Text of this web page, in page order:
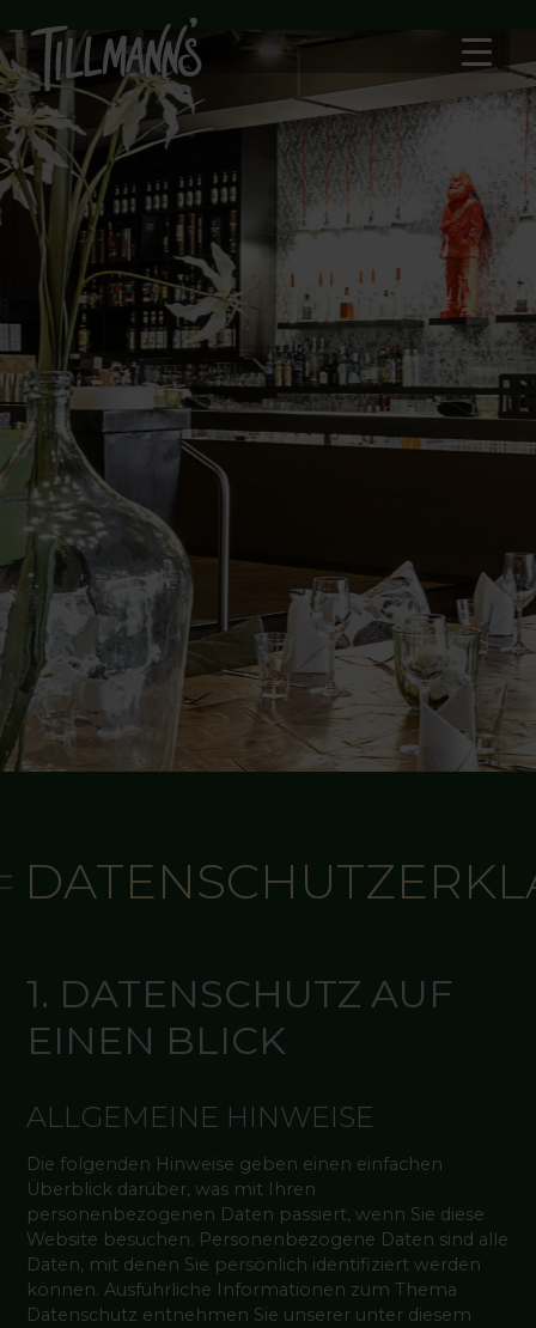
1. DATENSCHUTZ AUF
EINEN BLICK
ALLGEMEINE HINWEISE
Die folgenden Hinweise geben einen einfachen
Überblick darüber, was mit Ihren
personenbezogenen Daten passiert, wenn Sie diese
Website besuchen. Personenbezogene Daten sind alle
Daten, mit denen Sie persönlich identifiziert werden
können. Ausführliche Informationen zum Thema
Datenschutz entnehmen Sie unserer unter diesem